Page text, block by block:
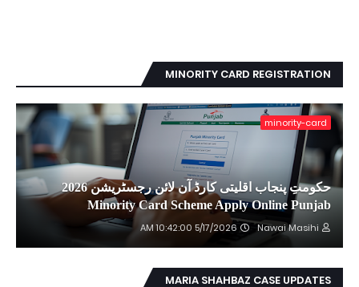
MINORITY CARD REGISTRATION
minority-card
حکومتِ پنجاب اقلیتی کارڈ آن لائن رجسٹریشن 2026
Minority Card Scheme Apply Online Punjab
Nawai Masihi
5/17/2026 10:42:00 AM
MARIA SHAHBAZ CASE UPDATES